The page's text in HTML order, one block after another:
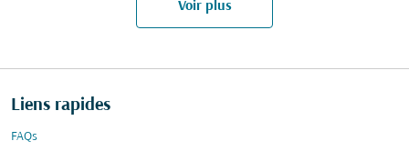
Voir plus
Liens rapides
FAQs